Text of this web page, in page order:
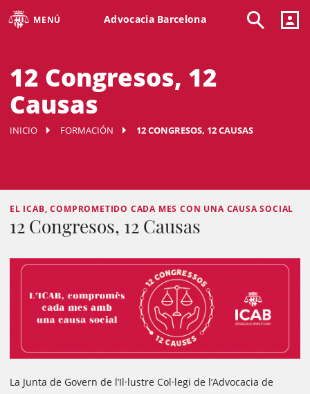
MENÚ Advocacia Barcelona
12 Congresos, 12
Causas
INICIO FORMACIÓN 12 CONGRESOS, 12 CAUSAS
EL ICAB, COMPROMETIDO CADA MES CON UNA CAUSA SOCIAL
12 Congresos, 12 Causas
La Junta de Govern de l’Il·lustre Col·legi de l’Advocacia de